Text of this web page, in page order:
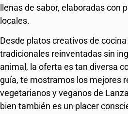
llenas de sabor, elaboradas con
locales.
Desde platos creativos de
tradicionales reinventadas sin
animal, la oferta es tan diversa
guía, te mostramos los mejores
vegetarianos y veganos de
bien también es un placer